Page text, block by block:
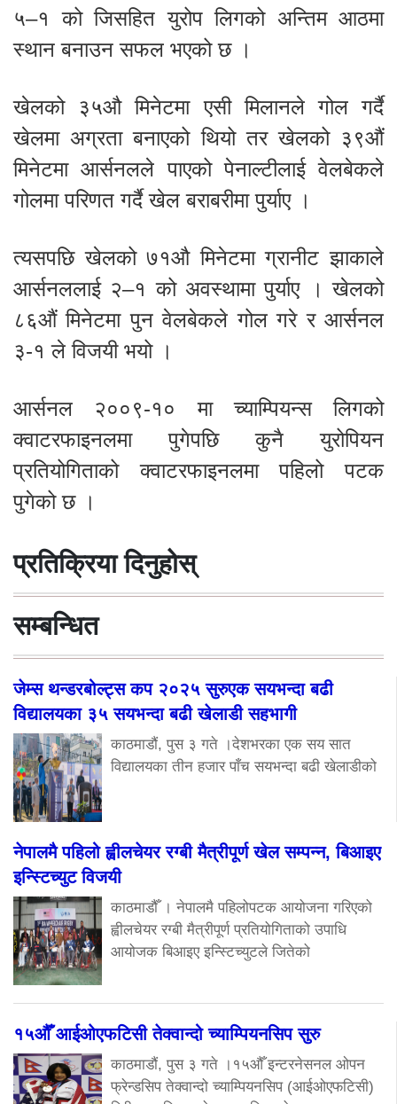
५–१ को जिसहित युरोप लिगको अन्तिम आठमा
स्थान बनाउन सफल भएको छ ।
खेलको ३५औ मिनेटमा एसी मिलानले गोल गर्दै
खेलमा अग्रता बनाएको थियो तर खेलको ३९औं
मिनेटमा आर्सनलले पाएको पेनाल्टीलाई वेलबेकले
गोलमा परिणत गर्दै खेल बराबरीमा पुर्याए ।
त्यसपछि खेलको ७१औ मिनेटमा ग्रानीट झाकाले
आर्सनललाई २–१ को अवस्थामा पुर्याए । खेलको
८६औं मिनेटमा पुन वेलबेकले गोल गरे र आर्सनल
३-१ ले विजयी भयो ।
आर्सनल २००९-१० मा च्याम्पियन्स लिगको
क्वाटरफाइनलमा पुगेपछि कुनै युरोपियन
प्रतियोगिताको क्वाटरफाइनलमा पहिलो पटक
पुगेको छ ।
प्रतिक्रिया दिनुहोस्
सम्बन्धित
जेम्स थन्डरबोल्ट्स कप २०२५ सुरुएक सयभन्दा बढी
विद्यालयका ३५ सयभन्दा बढी खेलाडी सहभागी
काठमाडौं, पुस ३ गते ।देशभरका एक सय सात
विद्यालयका तीन हजार पाँच सयभन्दा बढी खेलाडीको
नेपालमै पहिलो ह्वीलचेयर रग्बी मैत्रीपूर्ण खेल सम्पन्न, बिआइए
इन्स्टिच्युट विजयी
काठमाडौँ । नेपालमै पहिलोपटक आयोजना गरिएको
ह्वीलचेयर रग्बी मैत्रीपूर्ण प्रतियोगिताको उपाधि
आयोजक बिआइए इन्स्टिच्युटले जितेको
१५औँ आईओएफटिसी तेक्वान्दो च्याम्पियनसिप सुरु
काठमाडौं, पुस ३ गते ।१५औँ इन्टरनेसनल ओपन
फ्रेन्डसिप तेक्वान्दो च्याम्पियनसिप (आईओएफटिसी)